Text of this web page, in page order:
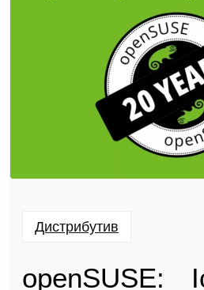
Дистрибутив
openSUSE: